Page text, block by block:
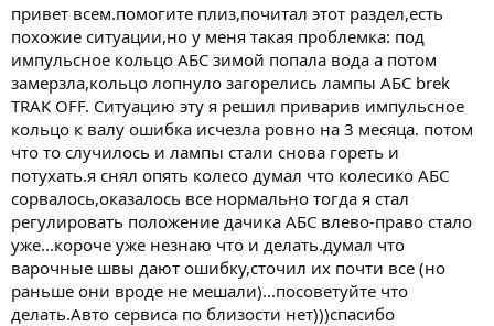
привет всем.помогите плиз,почитал этот раздел,есть
похожие ситуации,но у меня такая проблемка: под
импульсное кольцо АБС зимой попала вода а потом
замерзла,кольцо лопнуло загорелись лампы АБС brek
TRAK OFF. Ситуацию эту я решил приварив импульсное
кольцо к валу ошибка исчезла ровно на 3 месяца. потом
что то случилось и лампы стали снова гореть и
потухать.я снял опять колесо думал что колесико АБС
сорвалось,оказалось все нормально тогда я стал
регулировать положение дачика АБС влево-право стало
уже...короче уже незнаю что и делать.думал что
варочные швы дают ошибку,сточил их почти все (но
раньше они вроде не мешали)...посоветуйте что
делать.Авто сервиса по близости нет)))спасибо